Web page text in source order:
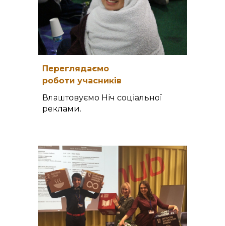
Переглядаємо
роботи учасників
Влаштовуємо Ніч соціальної
реклами.